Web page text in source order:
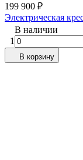
199 900 ₽
Электрическая
В наличии
1
В корзину